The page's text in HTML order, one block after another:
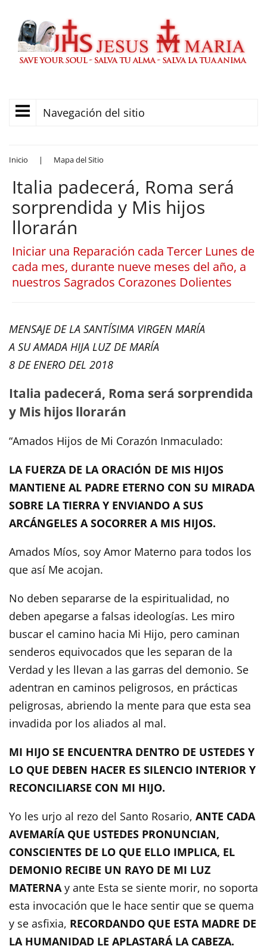
Navegación del sitio
Inicio | Mapa del Sitio
Italia padecerá, Roma será
sorprendida y Mis hijos
llorarán
Iniciar una Reparación cada Tercer Lunes de
cada mes, durante nueve meses del año, a
nuestros Sagrados Corazones Dolientes
MENSAJE DE LA SANTÍSIMA VIRGEN MARÍA
A SU AMADA HIJA LUZ DE MARÍA
8 DE ENERO DEL 2018
Italia padecerá, Roma será sorprendida
y Mis hijos llorarán
“Amados Hijos de Mi Corazón Inmaculado:
LA FUERZA DE LA ORACIÓN DE MIS HIJOS
MANTIENE AL PADRE ETERNO CON SU MIRADA
SOBRE LA TIERRA Y ENVIANDO A SUS
ARCÁNGELES A SOCORRER A MIS HIJOS.
Amados Míos, soy Amor Materno para todos los
que así Me acojan.
No deben separarse de la espiritualidad, no
deben apegarse a falsas ideologías. Les miro
buscar el camino hacia Mi Hijo, pero caminan
senderos equivocados que les separan de la
Verdad y les llevan a las garras del demonio. Se
adentran en caminos peligrosos, en prácticas
peligrosas, abriendo la mente para que esta sea
invadida por los aliados al mal.
MI HIJO SE ENCUENTRA DENTRO DE USTEDES Y
LO QUE DEBEN HACER ES SILENCIO INTERIOR Y
RECONCILIARSE CON MI HIJO.
Yo les urjo al rezo del Santo Rosario, ANTE CADA
AVEMARÍA QUE USTEDES PRONUNCIAN,
CONSCIENTES DE LO QUE ELLO IMPLICA, EL
DEMONIO RECIBE UN RAYO DE MI LUZ
MATERNAy ante Esta se siente morir, no soporta
esta invocación que le hace sentir que se quema
y se asfixia, RECORDANDO QUE ESTA MADRE DE
LA HUMANIDAD LE APLASTARÁ LA CABEZA.